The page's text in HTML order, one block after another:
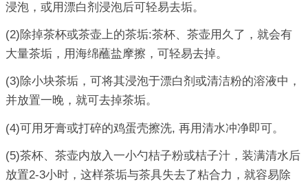
浸泡，或用漂白剂浸泡后可轻易去垢。
(2)除掉茶杯或茶壶上的茶垢:茶杯、茶壶用久了，就会有
大量茶垢，用海绵蘸盐摩擦，可轻易去掉。
(3)除小块茶垢，可将其浸泡于漂白剂或清洁粉的溶液中，
并放置一晚，就可去掉茶垢。
(4)可用牙膏或打碎的鸡蛋壳擦洗, 再用清水冲净即可。
(5)茶杯、茶壶内放入一小勺桔子粉或桔子汁，装满清水后
放置2-3小时，这样茶垢与茶具失去了粘合力，就容易除